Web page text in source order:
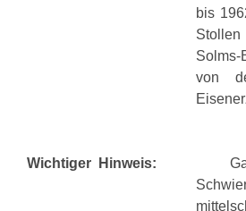
bis
Solms-
von
Wichtiger Hinweis: